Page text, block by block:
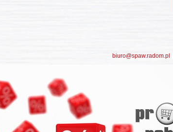
biuro@spaw.radom.pl